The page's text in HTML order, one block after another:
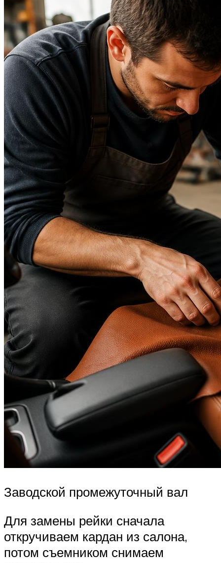
Заводской промежуточный вал
Для замены рейки сначала
откручиваем кардан из салона,
потом съемником снимаем